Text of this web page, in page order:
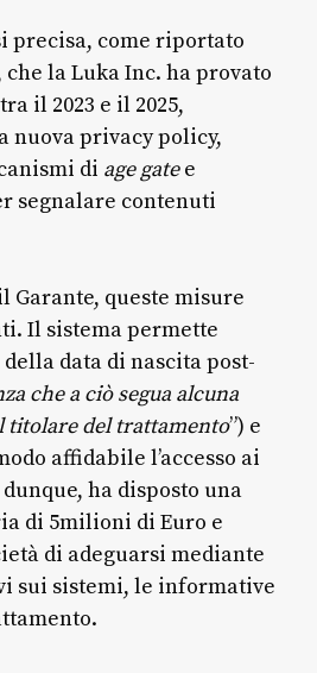
precisa, come riportato
che la Luka Inc. ha provato
il 2023 e il 2025,
nuova privacy policy,
di age gatee
segnalare contenuti
Garante, queste misure
Il sistema permette
data di nascita post-
che a ciò segua alcuna
titolare del trattamento”) e
affidabile l’accesso ai
ha disposto una
di 5milioni di Euro e
di adeguarsi mediante
sui sistemi, le informative